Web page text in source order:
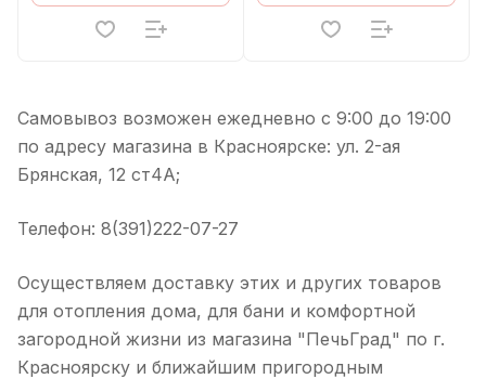
Самовывоз возможен ежедневно с 9:00 до 19:00
по адресу магазина в Красноярске: ул. 2-ая
Брянская, 12 ст4А;
Телефон: 8(391)222-07-27
Осуществляем доставку этих и других товаров
для отопления дома, для бани и комфортной
загородной жизни из магазина "ПечьГрад" по г.
Красноярску и ближайшим пригородным